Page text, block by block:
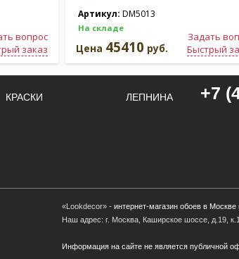
вопрос
заказ
Артикул: DM5013
На складе
Задать
Быстрый
Цена 45410 руб.
КРАСКИ ЛЕПНИНА +7
«Lookdecor» - интернет-магазин обоев в
Наш адрес: г. Москва, Каширское шоссе, д.19,
Информация на сайте не является публичной